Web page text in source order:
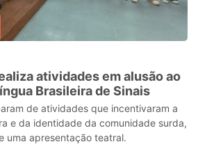
atividades em alusão ao
Brasileira de Sinais
de atividades que incentivaram a
e da identidade da comunidade surda,
uma apresentação teatral.